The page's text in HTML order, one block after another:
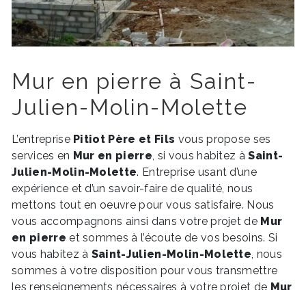
Mur en pierre à Saint-
Julien-Molin-Molette
L’entreprise Pitiot Père et Fils vous propose ses
services en Mur en pierre, si vous habitez àSaint-
Julien-Molin-Molette. Entreprise usant d’une
expérience et d’un savoir-faire de qualité, nous
mettons tout en oeuvre pour vous satisfaire. Nous
vous accompagnons ainsi dans votre projet de Mur
en pierre et sommes à l’écoute de vos besoins. Si
vous habitez à Saint-Julien-Molin-Molette, nous
sommes à votre disposition pour vous transmettre
les renseignements nécessaires à votre projet de Mur